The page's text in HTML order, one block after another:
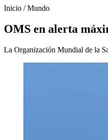
Inicio /Mundo
OMS en alerta
La Organización Mundial de la